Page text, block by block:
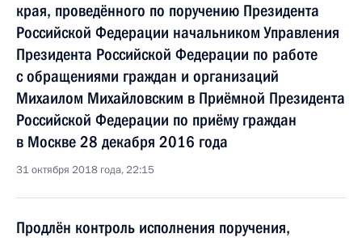
края, проведённого по поручению Президента
Российской Федерации начальником Управления
Президента Российской Федерации по работе
с обращениями граждан и организаций
Михаилом Михайловским в Приёмной Президента
Российской Федерации по приёму граждан
в Москве 28 декабря 2016 года
31 октября 2018 года, 22:15
Продлён контроль исполнения поручения,